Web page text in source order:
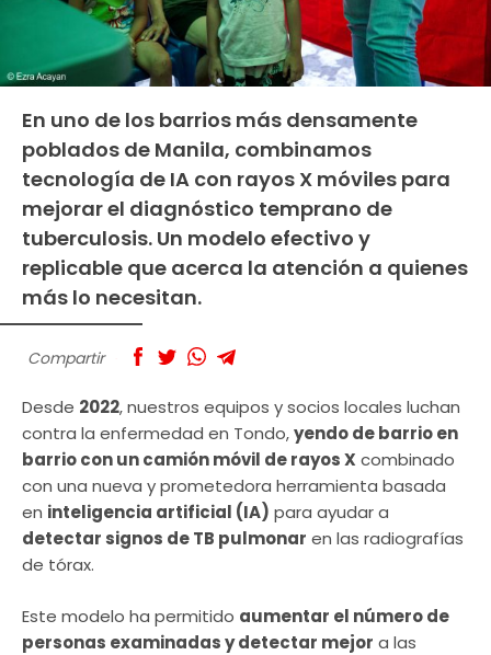
En uno de los barrios más densamente
poblados de Manila, combinamos
tecnología de IA con rayos X móviles para
mejorar el diagnóstico temprano de
tuberculosis. Un modelo efectivo y
replicable que acerca la atención a quienes
más lo necesitan.
Compartir
Desde 2022, nuestros equipos y socios locales luchan
contra la enfermedad en Tondo,yendo de barrio en
barrio con un camión móvil de rayos X combinado
con una nueva y prometedora herramienta basada
en inteligencia artificial (IA) para ayudar a
detectar signos de TB pulmonar en las radiografías
de tórax.
Este modelo ha permitido aumentar el número de
personas examinadas y detectar mejor a las